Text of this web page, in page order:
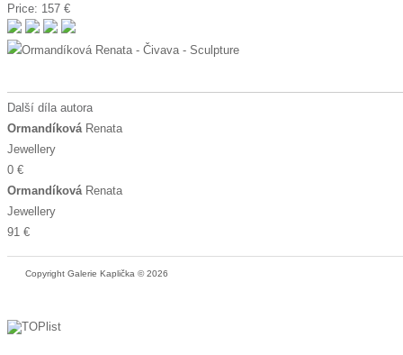
Price: 157 €
Další díla autora
Ormandíková Renata
Jewellery
0 €
Ormandíková Renata
Jewellery
91 €
Copyright Galerie Kaplička © 2026